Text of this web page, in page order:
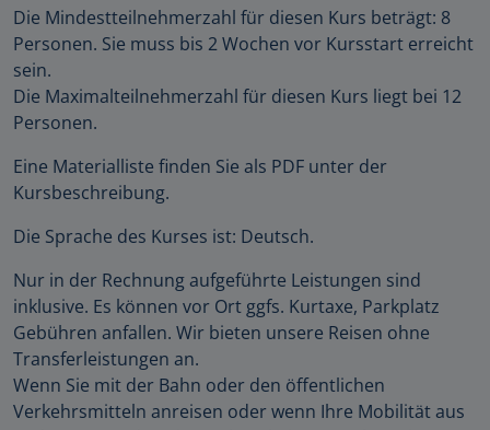
Die Mindestteilnehmerzahl für diesen Kurs beträgt: 8
Personen. Sie muss bis 2 Wochen vor Kursstart erreicht
sein.
Die Maximalteilnehmerzahl für diesen Kurs liegt bei 12
Personen.
Eine Materialliste finden Sie als PDF unter der
Kursbeschreibung.
Die Sprache des Kurses ist: Deutsch.
Nur in der Rechnung aufgeführte Leistungen sind
inklusive. Es können vor Ort ggfs. Kurtaxe, Parkplatz
Gebühren anfallen. Wir bieten unsere Reisen ohne
Transferleistungen an.
Wenn Sie mit der Bahn oder den öffentlichen
Verkehrsmitteln anreisen oder wenn Ihre Mobilität aus